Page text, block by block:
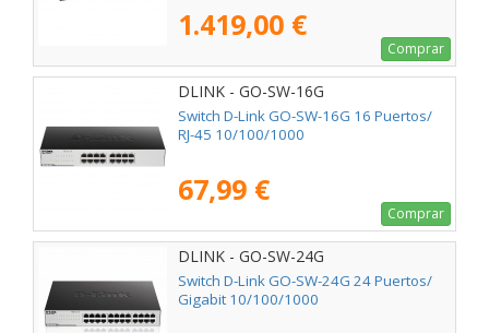
1.419,00 €
Comprar
DLINK - GO-SW-16G
Switch D-Link GO-SW-16G 16 Puertos/
RJ-45 10/100/1000
67,99 €
Comprar
DLINK - GO-SW-24G
Switch D-Link GO-SW-24G 24 Puertos/
Gigabit 10/100/1000